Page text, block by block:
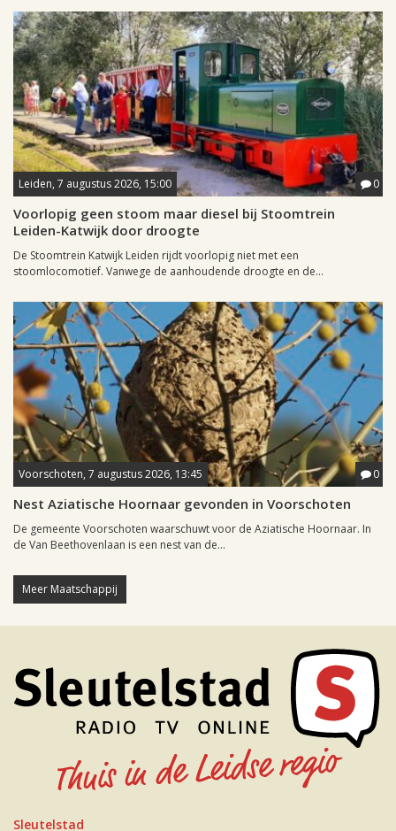
Leiden, 7 augustus 2026, 15:00 0
Voorlopig geen stoom maar diesel bij Stoomtrein
Leiden-Katwijk door droogte
De Stoomtrein Katwijk Leiden rijdt voorlopig niet met een
stoomlocomotief. Vanwege de aanhoudende droogte en de...
Voorschoten, 7 augustus 2026, 13:45 0
Nest Aziatische Hoornaar gevonden in Voorschoten
De gemeente Voorschoten waarschuwt voor de Aziatische Hoornaar. In
de Van Beethovenlaan is een nest van de...
Meer Maatschappij
Sleutelstad